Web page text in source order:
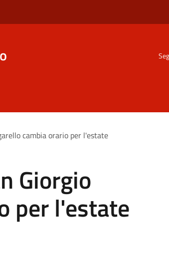
cambia orario per l'estate
Giorgio
per l'estate